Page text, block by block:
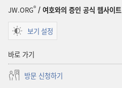
JW.ORG® / 여호와의 증인 공식 웹사이트
보기 설정
바로 가기
방문 신청하기